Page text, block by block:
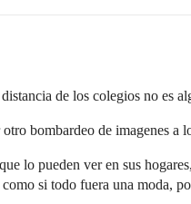
de los colegios no es
bombardeo de imagenes a
lo pueden ver en sus
si todo fuera una moda,